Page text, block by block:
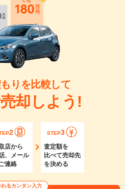
りを比較して
却しよう!
2
店から
、メール
連絡
STEP3
査定額を
比べて売却先
を決める
るカンタン入力